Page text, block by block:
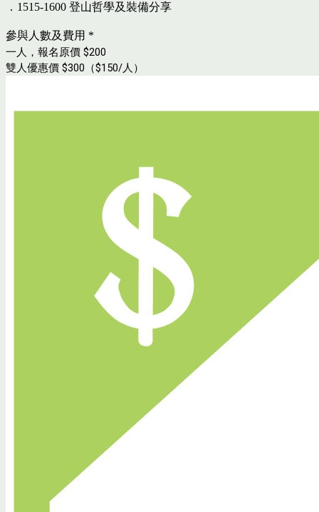
． 1515-1600 登山哲學及裝備分享
參與人數及費用 *
一人，報名原價 $200
雙人優惠價 $300（$150/人）